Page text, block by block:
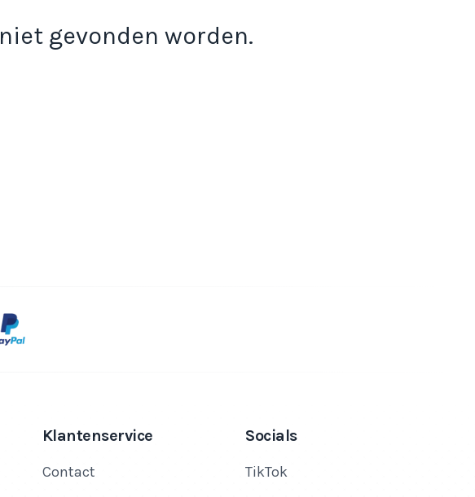
gevonden worden.
Klantenservice
Contact
Socials
TikTok